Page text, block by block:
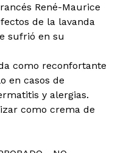
René-Maurice
de la lavanda
sufrió en su
como reconfortante
en casos de
y alergias.
como crema de